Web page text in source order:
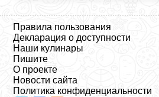
Правила пользования
Декларация о доступности
Наши кулинары
Пишите
О проекте
Новости сайта
Политика конфиденциальности